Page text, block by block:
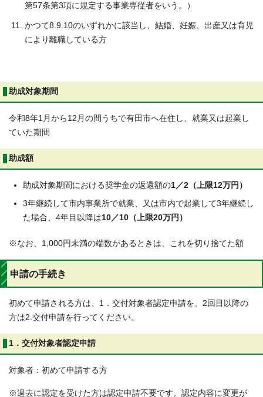
第57条第3項に規定する事業専従者をいう。）
かつて8.9.10のいずれかに該当し、結婚、妊娠、出産又は育児
により離職している方
助成対象期間
令和8年1月から12月の間うちで有田市へ在住し、就業又は起業し
ていた期間
助成額
助成対象期間における奨学金の返還額の1／2（上限12万円）
3年継続して市内事業所で就業、又は市内で起業して3年継続し
た場合、4年目以降は10／10（上限20万円）
※なお、1,000円未満の端数があるときは、これを切り捨てた額
申請の手続き
初めて申請される方は、1．交付対象者認定申請を、2回目以降の
方は2.交付申請を行ってください。
1．交付対象者認定申請
対象者：初めて申請する方
※過去に認定を受けた方は認定申請不要です。認定内容に変更が